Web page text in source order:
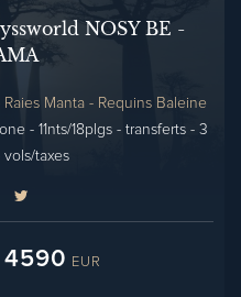
NOSY BE -
Manta - Requins Baleine
- 11nts/18plgs - transferts - 3
vols/taxes
4590 EUR